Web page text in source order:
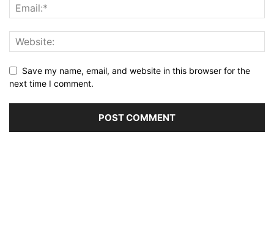
Save my name, email, and website in this browser for the
next time I comment.